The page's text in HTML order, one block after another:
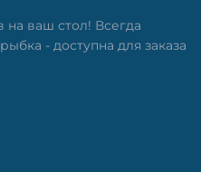
как можно сочетать
технологии. Её
будет очень вкусно.
на ваш стол! Всегда
- доступна для заказа